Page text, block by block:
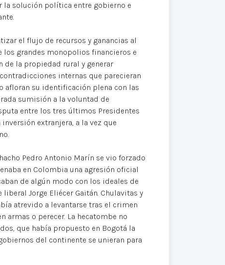
la solución política entre gobierno e
el flujo de recursos y ganancias al
los grandes monopolios financieros e
de la propiedad rural y generar
internas que parecieran
afloran su identificación plena con las
sumisión a la voluntad de
entre los tres últimos Presidentes
extranjera, a la vez que
Pedro Antonio Marín se vio forzado
en Colombia una agresión oficial
de algún modo con los ideales de
Jorge Eliécer Gaitán. Chulavitas y
atrevido a levantarse tras el crimen
armas o perecer. La hecatombe no
que había propuesto en Bogotá la
del continente se unieran para